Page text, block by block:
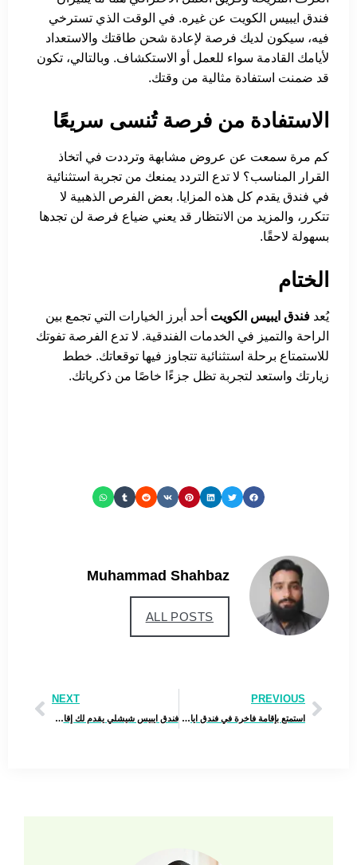
فندق ايبيس الكويت عن غيره. في الوقت الذي تسترخي
فيه، سيكون لديك فرصة لإعادة شحن طاقتك والاستعداد
لأيامك القادمة سواء للعمل أو الاستكشاف. وبالتالي، تكون
قد ضمنت استفادة مثالية من وقتك.
الاستفادة من فرصة تُنسى سريعًا
كم مرة سمعت عن عروض مشابهة وترددت في اتخاذ
القرار المناسب؟ لا تدع التردد يمنعك من تجربة استثنائية
في فندق يقدم كل هذه المزايا. بعض الفرص الذهبية لا
تتكرر، والمزيد من الانتظار قد يعني ضياع فرصة لن تجدها
بسهولة لاحقًا.
الختام
يُعد فندق ايبيس الكويت أحد أبرز الخيارات التي تجمع بين
الراحة والتميز في الخدمات الفندقية. لا تدع الفرصة تفوتك
للاستمتاع برحلة استثنائية تتجاوز فيها توقعاتك. خطط
زيارتك واستعد لتجربة تظل جزءًا خاصًا من ذكرياتك.
Muhammad Shahbaz
ALL POSTS
PREVIOUS
استمتع بإقامة فاخرة في فندق ايام السودة حيث الفخامة والراحة
NEXT
فندق ايبيس شيشلي يقدم لك إقامة مريحة وفاخرة في أجواء هادئة